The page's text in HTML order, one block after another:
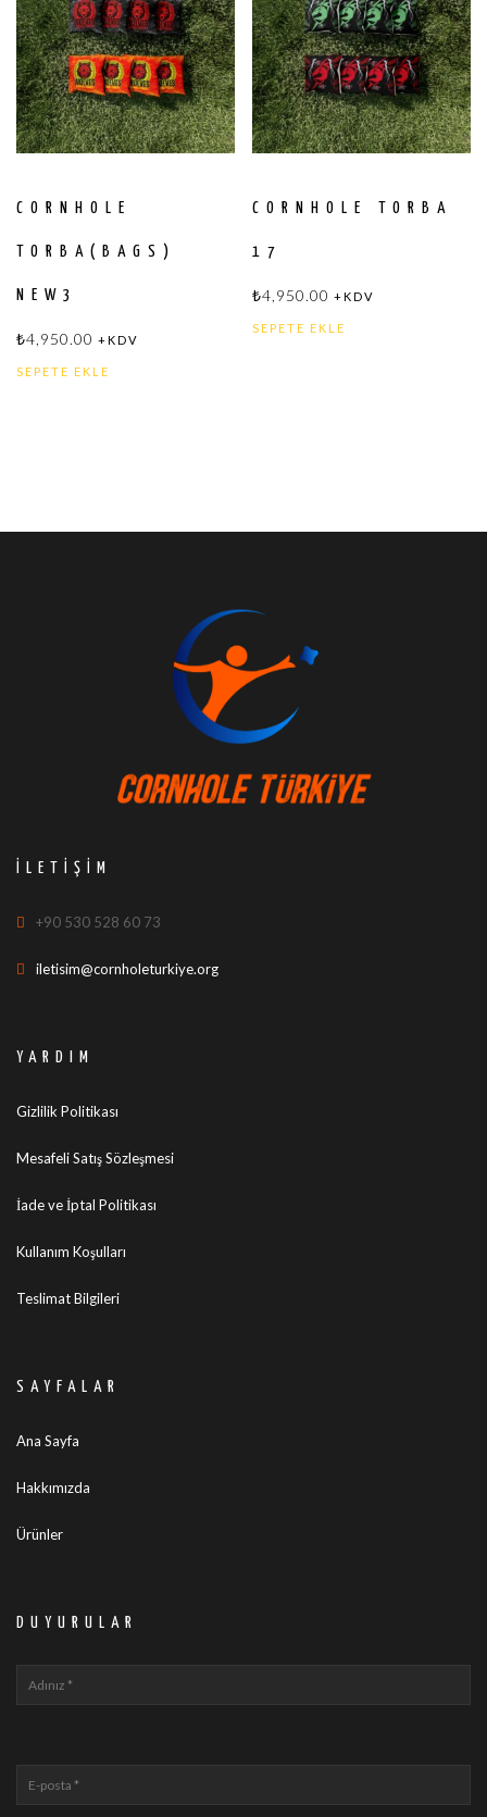
CORNHOLE
TORBA(BAGS)
NEW3
₺4,950.00 +KDV
SEPETE EKLE
CORNHOLE TORBA
17
₺4,950.00 +KDV
SEPETE EKLE
İLETIŞIM
+90 530 528 60 73
iletisim@cornholeturkiye.org
YARDIM
Gizlilik Politikası
Mesafeli Satış Sözleşmesi
İade ve İptal Politikası
Kullanım Koşulları
Teslimat Bilgileri
SAYFALAR
Ana Sayfa
Hakkımızda
Ürünler
DUYURULAR